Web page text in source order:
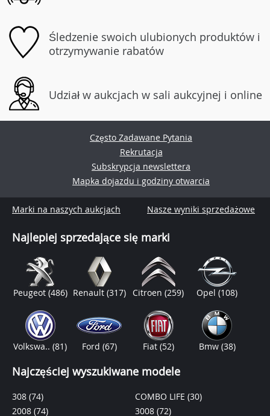
Śledzenie swoich ulubionych produktów i
otrzymywanie rabatów
Udział w aukcjach w sali aukcyjnej i online
Często Zadawane Pytania
Rekrutacja
Subskrypcja newslettera
Mapka dojazdu i godziny otwarcia
Marki na naszych aukcjach Nasze wyniki sprzedażowe
Najlepiej sprzedające się marki
Peugeot (486) Renault (317) Citroen(259) Opel(108)
Volkswa..(81) Ford (67) Fiat (52) Bmw (38)
Najczęściej wyszukiwane modele
308 (74)
2008 (74)
COMBO LIFE (30)
3008 (72)